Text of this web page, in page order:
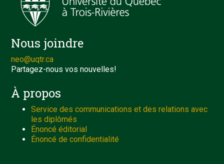
Nous joindre
neo@uqtr.ca
Partagez-nous vos nouvelles!
À propos
Service des communications et des relations avec
les diplômés
Énoncé éditorial
Énoncé de confidentialité